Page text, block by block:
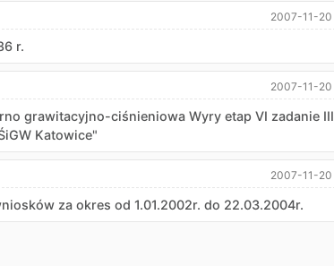
2007-11-20
r.
2007-11-20
grawitacyjno-ciśnieniowa Wyry etap VI zadanie III
Katowice"
2007-11-20
za okres od 1.01.2002r. do 22.03.2004r.